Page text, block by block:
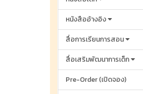
หนังสืออ้างอิง
สื่อการเรียนการสอน
สื่อเสริมพัฒนาการเด็ก
Pre-Order (เปิดจอง)